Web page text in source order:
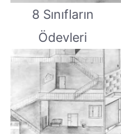
8 Sınıfların
Ödevleri